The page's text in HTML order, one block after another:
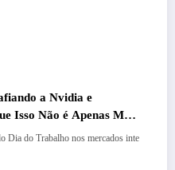
a Nvidia e
Isso Não é Apenas Mais
Dia do Trabalho nos mercados inte